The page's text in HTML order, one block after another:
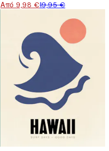
Από 9,98 €19,95 €